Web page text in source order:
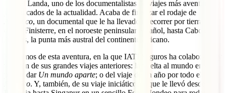
Daniel Landa, uno de los documentalistas de viajes más aventureros
y destacados de la actualidad. Acaba de finalizar el rodaje de
Atlántico, un documental que le ha llevado a recorrer por tierra
desde Finisterre, en el noroeste peninsular español, hasta Cabo de
Agujas, la punta más austral del continente africano.
Hablamos de esta aventura, en la que IATI Seguros ha colaborado, y
también de sus grandes viajes anteriores: la vuelta al mundo en 4×4
para rodar Un mundo aparte; o del viaje de un año por todo el
Pacífico. Y, también, de su viaje iniciático, el que le llevó desde